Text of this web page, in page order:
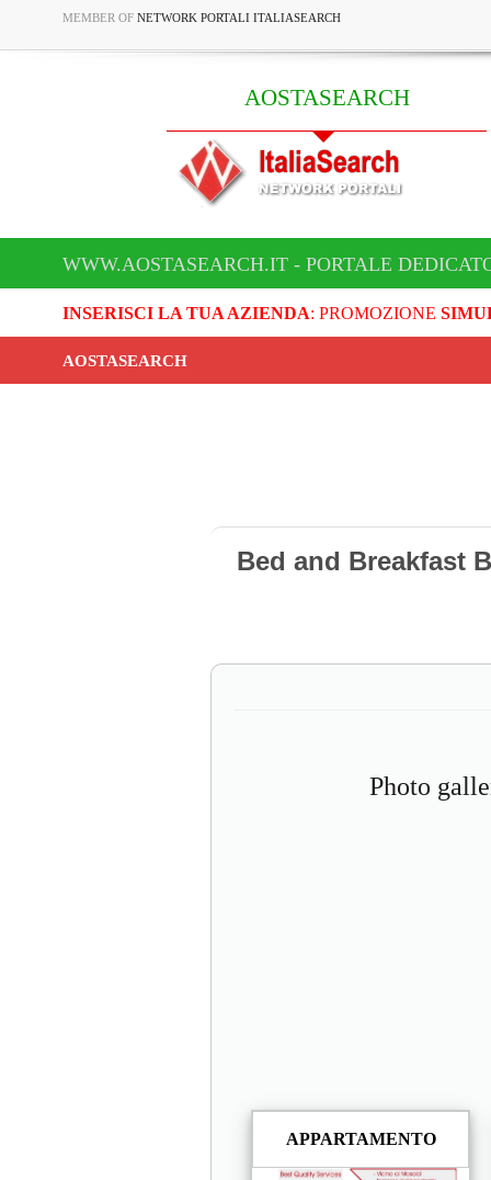
MEMBER OF NETWORK PORTALI ITALIASEARCH
AOSTASEARCH
WWW.AOSTASEARCH.IT - PORTALE
INSERISCI LA TUA AZIENDA: PROMOZIONE
AOSTASEARCH
Bed and Breakfast
Photo
APPARTAMENTO